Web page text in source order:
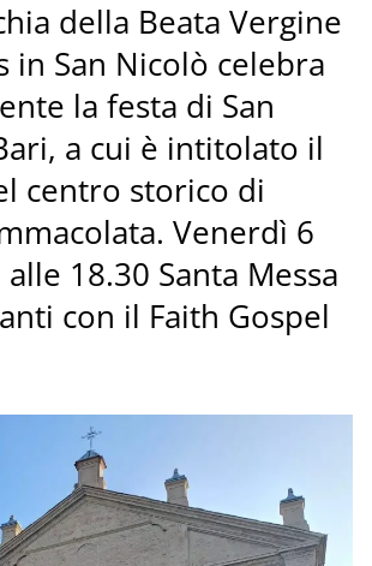
della Beata Vergine
in San Nicolò celebra
la festa di San
a cui è intitolato il
centro storico di
Venerdì 6
18.30 Santa Messa
con il Faith Gospel